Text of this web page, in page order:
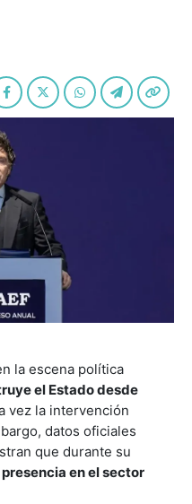
la escena política
el Estado desde
vez la intervención
datos oficiales
que durante su
en el sector